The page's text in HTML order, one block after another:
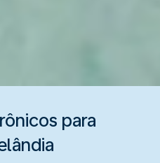
para